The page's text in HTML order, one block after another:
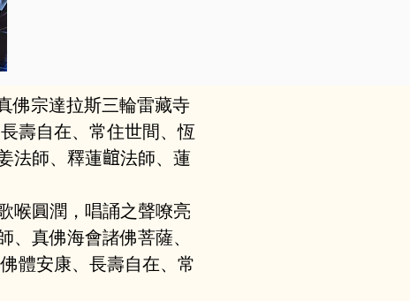
佛宗達拉斯三輪雷藏寺
壽自在、常住世間、恆
法師、釋蓮𪘲法師、蓮
喉圓潤，唱誦之聲嘹亮
真佛海會諸佛菩薩、
體安康、長壽自在、常